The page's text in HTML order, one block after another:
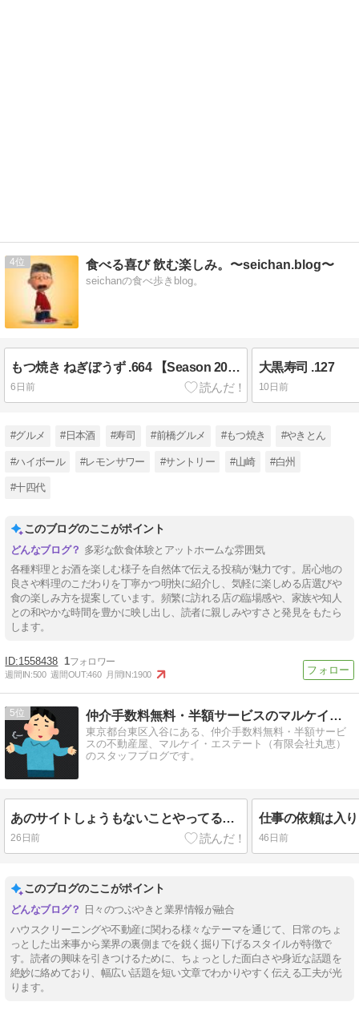
4 食べる喜び 飲む楽しみ。〜seichan.blog〜
seichanの食べ歩きblog。
もつ焼き ねぎぼうず .664 【Season 2026 episode 20】
6日前
大黒寿司 .127
10日前
#グルメ #日本酒 #寿司 #前橋グルメ #もつ焼き #やきとん
#ハイボール #レモンサワー #サントリー #山崎 #白州
#十四代
このブログのここがポイント
多彩な飲食体験とアットホームな雰囲気
各種料理とお酒を楽しむ様子を自然体で伝える投稿が魅力です。居心地の
良さや料理のこだわりを丁寧かつ明快に紹介し、気軽に楽しめる店選びや
食の楽しみ方を提案しています。頻繁に訪れる店の臨場感や、家族や知人
との和やかな時間を豊かに映し出し、読者に親しみやすさと発見をもたら
します。
1558438 1
週間IN:500 週間OUT:460 月間IN:1900
5 仲介手数料無料・半額サービスのマルケイ・エステートのブログ
東京都台東区入谷にある、仲介手数料無料・半額サービ
スの不動産屋、マルケイ・エステート（有限会社丸恵）
のスタッフブログです。
あのサイトしょうもないことやってるんですよね．．．
26日前 46日前
このブログのここがポイント
日々のつぶやきと業界情報が融合
ハウスクリーニングや不動産に関わる様々なテーマを通じて、日常のちょ
っとした出来事から業界の裏側までを鋭く掘り下げるスタイルが特徴で
す。読者の興味を引きつけるために、ちょっとした面白さや身近な話題を
絶妙に絡めており、幅広い話題を短い文章でわかりやすく伝える工夫が光
ります。